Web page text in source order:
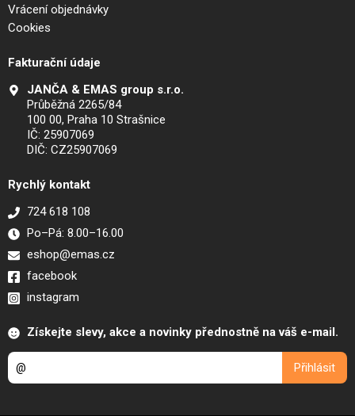
Vrácení objednávky
Cookies
Fakturační údaje
JANČA & EMAS group s.r.o.
Průběžná 2265/84
100 00, Praha 10 Strašnice
IČ: 25907069
DIČ: CZ25907069
Rychlý kontakt
724 618 108
Po–Pá: 8.00–16.00
eshop@emas.cz
facebook
instagram
Získejte slevy, akce a novinky přednostně na váš e-mail.